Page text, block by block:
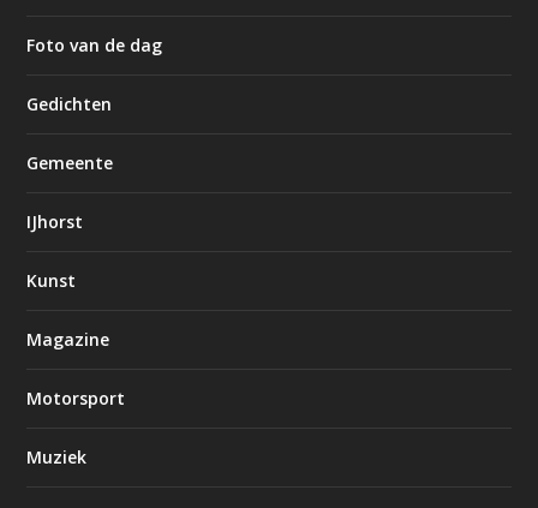
Foto van de dag
Gedichten
Gemeente
IJhorst
Kunst
Magazine
Motorsport
Muziek